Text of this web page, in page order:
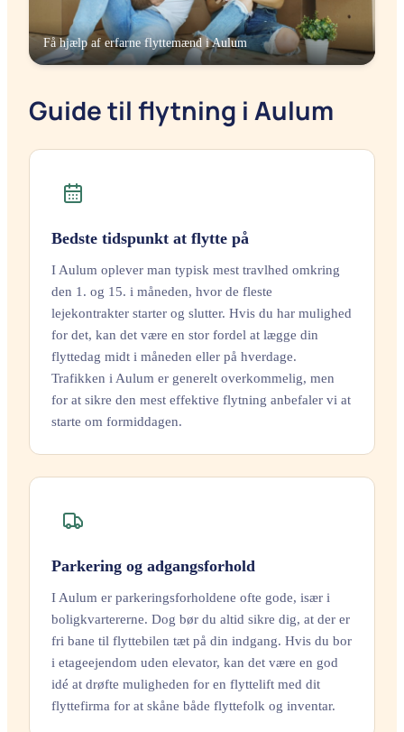
Få hjælp af erfarne flyttemænd iAulum
Guide til flytning i Aulum
Bedste tidspunkt at flytte på
I Aulum oplever man typisk mest travlhed omkring
den 1. og 15. i måneden, hvor de fleste
lejekontrakter starter og slutter. Hvis du har mulighed
for det, kan det være en stor fordel at lægge din
flyttedag midt i måneden eller på hverdage.
Trafikken i Aulum er generelt overkommelig, men
for at sikre den mest effektive flytning anbefaler vi at
starte om formiddagen.
Parkering og adgangsforhold
I Aulum er parkeringsforholdene ofte gode, især i
boligkvartererne. Dog bør du altid sikre dig, at der er
fri bane til flyttebilen tæt på din indgang. Hvis du bor
i etageejendom uden elevator, kan det være en god
idé at drøfte muligheden for en flyttelift med dit
flyttefirma for at skåne både flyttefolk og inventar.